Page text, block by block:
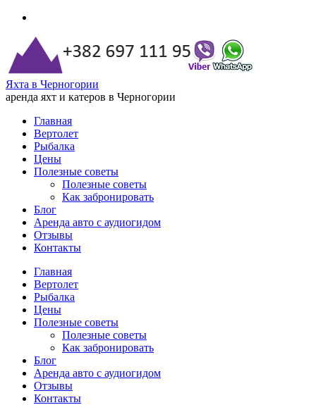
Яхта в Черногории
аренда яхт и катеров в Черногории
Главная
Вертолет
Рыбалка
Цены
Полезные советы
Полезные советы
Как забронировать
Блог
Аренда авто с аудиогидом
Отзывы
Контакты
Главная
Вертолет
Рыбалка
Цены
Полезные советы
Полезные советы
Как забронировать
Блог
Аренда авто с аудиогидом
Отзывы
Контакты